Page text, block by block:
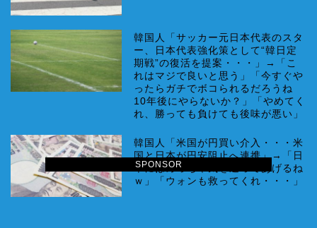
SPONSOR
韓国人「サッカー元日本代表のスタ
ー、日本代表強化策として“韓日定
期戦”の復活を提案・・・」→「こ
れはマジで良いと思う」「今すぐや
ったらガチでボコられるだろうね
10年後にやらないか？」「やめてく
れ、勝っても負けても後味が悪い」
韓国人「米国が円買い介入・・・米
国と日本が円安阻止へ連携」→「日
本にはめっちゃ気を遣ってあげるね
ｗ」「ウォンも救ってくれ・・・」